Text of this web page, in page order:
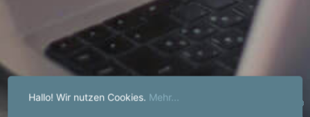
Hallo! Wir nutzen Cookies. Mehr...